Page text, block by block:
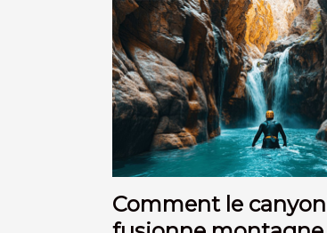
Comment le